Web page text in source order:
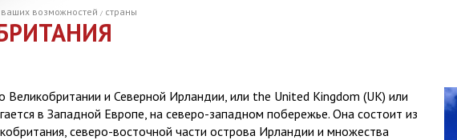
возможностей / страны
Великобритании и Северной Ирландии, или the United Kingdom (UK) или
в Западной Европе, на северо-западном побережье. Она состоит из
северо-восточной части острова Ирландии и множества